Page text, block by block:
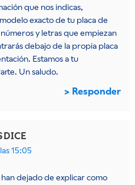
que nos indicas,
exacto de tu placa de
y letras que empiezan
debajo de la propia placa
Estamos a tu
Un saludo.
Responder
DICE
15:05
dejado de explicar como